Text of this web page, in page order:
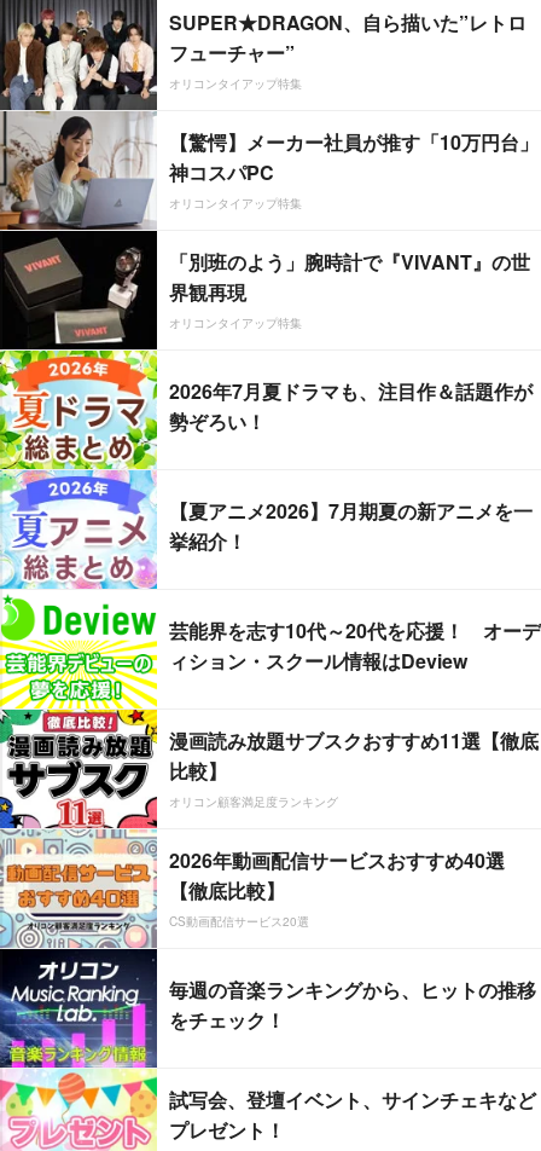
SUPER★DRAGON、自ら描いた”レトロ
フューチャー”
オリコンタイアップ特集
【驚愕】メーカー社員が推す「10万円台」
神コスパPC
オリコンタイアップ特集
「別班のよう」腕時計で『VIVANT』の世
界観再現
オリコンタイアップ特集
2026年7月夏ドラマも、注目作＆話題作が
勢ぞろい！
【夏アニメ2026】7月期夏の新アニメを一
挙紹介！
芸能界を志す10代～20代を応援！ オーデ
ィション・スクール情報はDeview
漫画読み放題サブスクおすすめ11選【徹底
比較】
オリコン顧客満足度ランキング
2026年動画配信サービスおすすめ40選
【徹底比較】
CS動画配信サービス20選
毎週の音楽ランキングから、ヒットの推移
をチェック！
試写会、登壇イベント、サインチェキなど
プレゼント！